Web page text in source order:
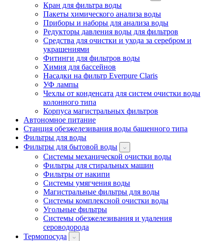
Кран для фильтра воды
Пакеты химического анализа воды
Приборы и наборы для анализа воды
Редукторы давления воды для фильтров
Средства для очистки и ухода за серебром и
украшениями
Фитинги для фильтров воды
Химия для бассейнов
Насадки на фильтр Everpure Claris
УФ лампы
Чехлы от конденсата для систем очистки воды
колонного типа
Корпуса магистральных фильтров
Автономное питание
Станция обезжелезивания воды башенного типа
Фильтры для воды
Фильтры для бытовой воды
Системы механической очистки воды
Фильтры для стиральных машин
Фильтры от накипи
Системы умягчения воды
Магистральные фильтры для воды
Системы комплексной очистки воды
Угольные фильтры
Системы обезжелезивания и удаления
сероводорода
Термопосуда